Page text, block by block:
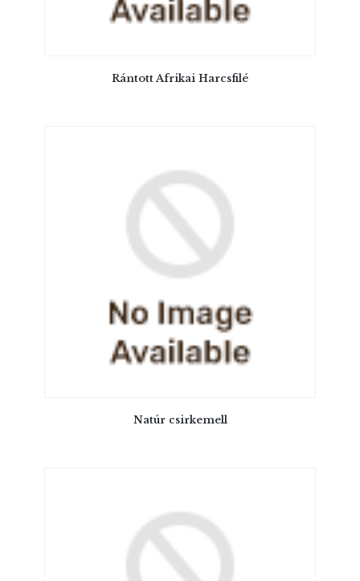
Rántott Afrikai Harcsfilé
Natúr csirkemell